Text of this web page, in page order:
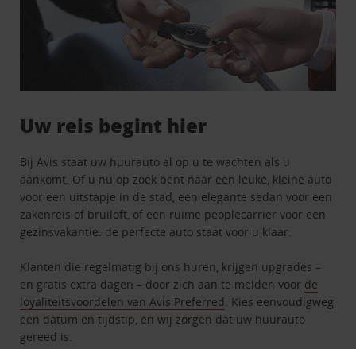
Uw reis begint hier
Bij Avis staat uw huurauto al op u te wachten als u
aankomt. Of u nu op zoek bent naar een leuke, kleine auto
voor een uitstapje in de stad, een elegante sedan voor een
zakenreis of bruiloft, of een ruime peoplecarrier voor een
gezinsvakantie: de perfecte auto staat voor u klaar.
Klanten die regelmatig bij ons huren, krijgen upgrades –
en gratis extra dagen – door zich aan te melden voor de
loyaliteitsvoordelen van Avis Preferred. Kies eenvoudigweg
een datum en tijdstip, en wij zorgen dat uw huurauto
gereed is.